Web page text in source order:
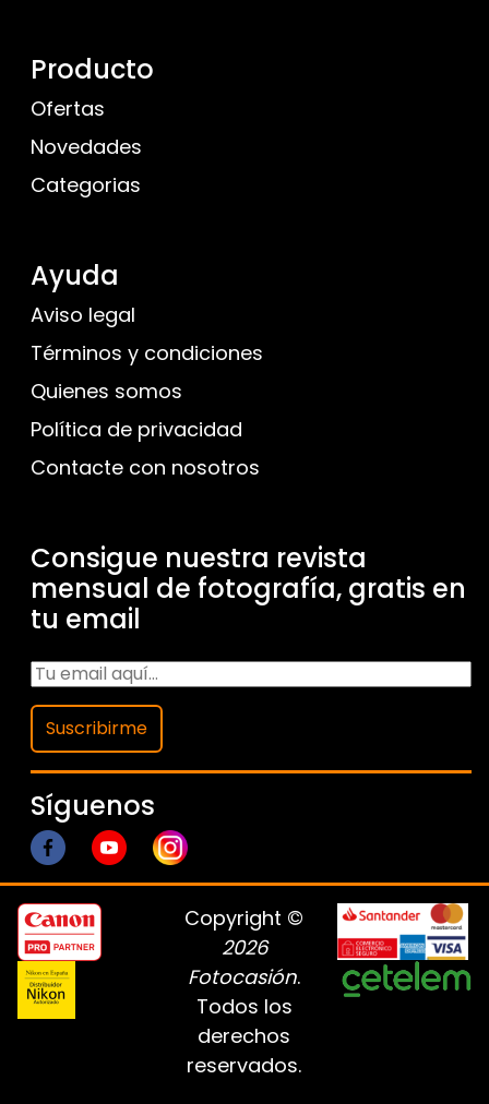
Producto
Ofertas
Novedades
Categorias
Ayuda
Aviso legal
Términos y condiciones
Quienes somos
Política de privacidad
Contacte con nosotros
Consigue nuestra revista
mensual de fotografía, gratis en
tu email
Suscribirme
Síguenos
Copyright ©
2026
Fotocasión.
Todos los
derechos
reservados.